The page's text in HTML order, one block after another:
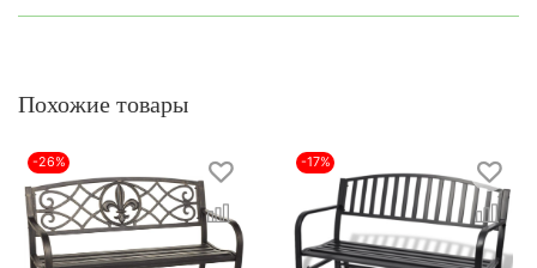
Похожие товары
-26% -17%